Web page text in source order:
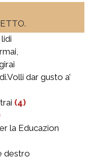
dar gusto a’
(4)
la Educazion
destro